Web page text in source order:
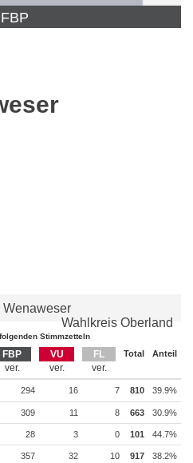
FBP
Wenaweser
Wahlkreis Oberland
Stimmzetteln
FBP VU FL Total Anteil
294 16 7 810 39.9%
309 11 8 663 30.9%
28 3 0 101 44.7%
357 32 10 917 38.2%